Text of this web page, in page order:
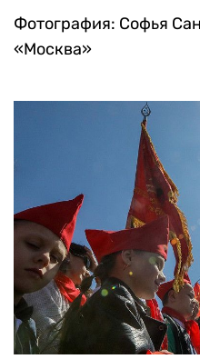
Фотография: Софья
«Москва»